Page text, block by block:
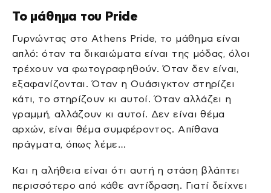
Το μάθημα του Pride
Γυρνώντας στο Athens Pride, το μάθημα είναι
απλό: όταν τα δικαιώματα είναι της μόδας, όλοι
τρέχουν να φωτογραφηθούν. Όταν δεν είναι,
εξαφανίζονται. Όταν η Ουάσιγκτον στηρίζει
κάτι, το στηρίζουν κι αυτοί. Όταν αλλάζει η
γραμμή, αλλάζουν κι αυτοί. Δεν είναι θέμα
αρχών, είναι θέμα συμφέροντος. Απίθανα
πράγματα, όπως λέμε…
Και η αλήθεια είναι ότι αυτή η στάση βλάπτει
περισσότερο από κάθε αντίδραση. Γιατί δείχνει